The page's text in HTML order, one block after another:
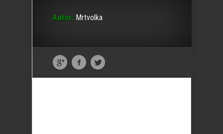
Autor: Mrtvolka